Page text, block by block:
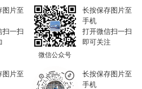
图片至
扫一扫
微信公众号
长按保存图片至
手机
打开微信扫一扫
即可关注
图片至
长按保存图片至
手机